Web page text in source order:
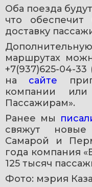
Оба поезда
что
доставку
+7(937)625-04-33
на сайте
компании
Пассажирам».
Ранее мы
свяжут
Самарой и
года компания
125 тысяч
Фото: мэрия